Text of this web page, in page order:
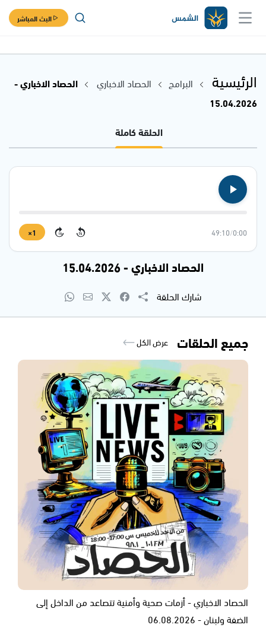
البث المباشر
الرئيسية البرامج الحصاد الاخباري
الحصاد الاخباري -
15.04.2026
الحلقة كاملة
0:00
/
49:10
15
15
1×
الحصاد الاخباري - 15.04.2026
شارك الحلقة
جميع الحلقات عرض الكل
الحصاد الاخباري - أزمات صحية وأمنية تتصاعد من الداخل إلى
الضفة ولبنان - 06.08.2026